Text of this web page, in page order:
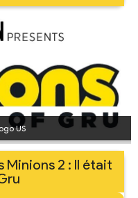
US
Minions 2 : Il était